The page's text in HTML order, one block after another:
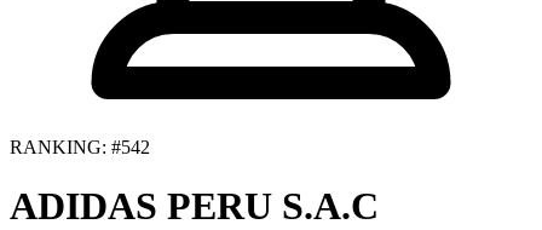
RANKING: #542
ADIDAS PERU S.A.C